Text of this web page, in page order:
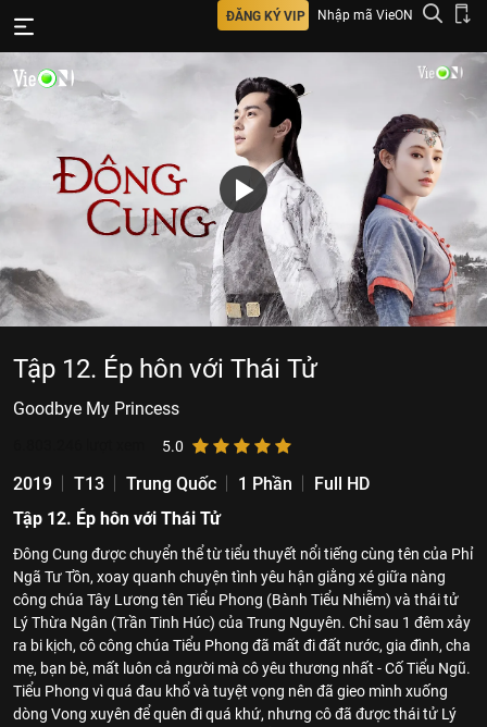
ĐĂNG KÝ VIP Nhập mã VieON
Tập 12. Ép hôn với Thái Tử
Goodbye My Princess
5.0
2019 T13 Trung Quốc 1 Phần
Full HD
Tập 12. Ép hôn với Thái Tử
Đông Cung được chuyển thể từ tiểu thuyết nổi tiếng cùng tên của Phỉ
Ngã Tư Tồn, xoay quanh chuyện tình yêu hận giằng xé giữa nàng
công chúa Tây Lương tên Tiểu Phong (Bành Tiểu Nhiễm) và thái tử
Lý Thừa Ngân (Trần Tinh Húc) của Trung Nguyên. Chỉ sau 1 đêm xảy
ra bi kịch, cô công chúa Tiểu Phong đã mất đi đất nước, gia đình, cha
mẹ, bạn bè, mất luôn cả người mà cô yêu thương nhất - Cố Tiểu Ngũ.
Tiểu Phong vì quá đau khổ và tuyệt vọng nên đã gieo mình xuống
dòng Vong xuyên để quên đi quá khứ, nhưng cô đã được thái tử Lý